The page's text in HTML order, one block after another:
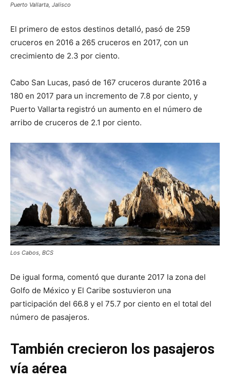
Puerto Vallarta, Jalisco
El primero de estos destinos detalló, pasó de 259
cruceros en 2016 a 265 cruceros en 2017, con un
crecimiento de 2.3 por ciento.
Cabo San Lucas, pasó de 167 cruceros durante 2016 a
180 en 2017 para un incremento de 7.8 por ciento, y
Puerto Vallarta registró un aumento en el número de
arribo de cruceros de 2.1 por ciento.
Los Cabos, BCS
De igual forma, comentó que durante 2017 la zona del
Golfo de México y El Caribe sostuvieron una
participación del 66.8 y el 75.7 por ciento en el total del
número de pasajeros.
También crecieron los pasajeros
vía aérea